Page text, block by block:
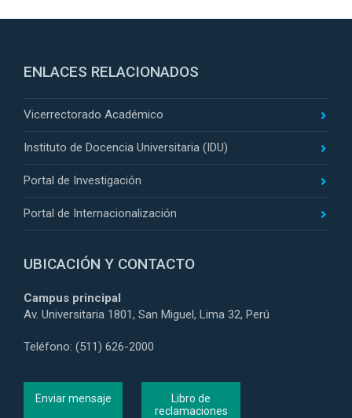
ENLACES RELACIONADOS
Vicerrectorado Académico
Instituto de Docencia Universitaria (IDU)
Portal de Investigación
Portal de Internacionalización
UBICACIÓN Y CONTACTO
Campus principal
Av. Universitaria 1801, San Miguel, Lima 32, Perú
Teléfono: (511) 626-2000
Enviar mensaje
Libro de
reclamaciones